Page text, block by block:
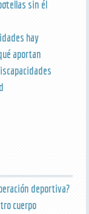
sin él
hay
aportan
deportiva?
cuerpo